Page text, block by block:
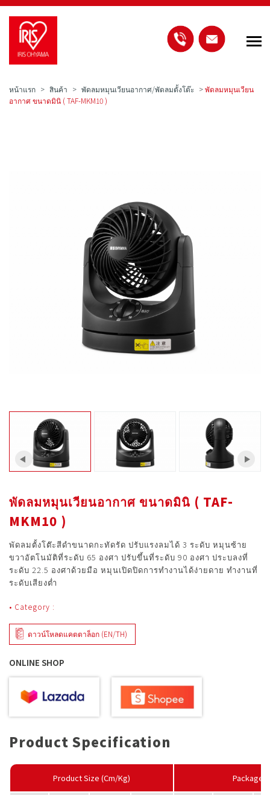
หน้าแรก สินค้า พัดลมหมุนเวียนอากาศ/พัดลมตั้งโต๊ะ >พัดลมหมุนเวียน
อากาศ ขนาดมินิ ( TAF-MKM10 )
พัดลมหมุนเวียนอากาศ ขนาดมินิ ( TAF-
MKM10 )
พัดลมตั้งโต๊ะสีดำขนาดกะทัดรัด ปรับแรงลมได้ 3 ระดับ หมุนซ้าย
ขวาอัตโนมัติที่ระดับ 65 องศา ปรับขึ้นที่ระดับ 90 องศา ประบลงที่
ระดับ 22.5 องศาด้วยมือ หมุนเปิดปิดการทำงานได้ง่ายดาย ทำงานที่
ระดับเสียงต่ำ
• Category :
ดาวน์โหลดแคตตาล็อก (EN/TH)
ONLINE SHOP
Product Specification
Product Size (Cm/Kg)